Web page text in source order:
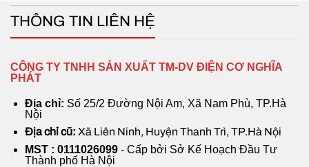
THÔNG TIN LIÊN HỆ
CÔNG TY TNHH SẢN XUẤT TM-DV ĐIỆN CƠ NGHĨA
PHÁT
Địa chỉ: Số 25/2 Đường Nội Am, Xã Nam Phù, TP.Hà
Nội
Địa chỉ cũ: Xã Liên Ninh, Huyện Thanh Trì, TP.Hà Nội
MST : 0111026099 - Cấp bởi Sở Kế Hoạch Đầu Tư
Thành phố Hà Nội